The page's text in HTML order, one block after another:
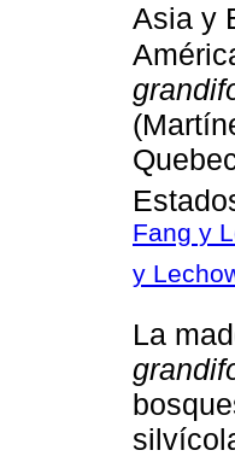
Asia y
Fang y
y
La